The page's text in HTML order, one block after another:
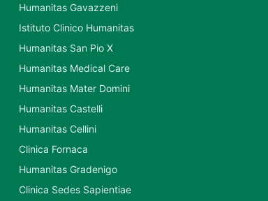
Humanitas Gavazzeni
Istituto Clinico Humanitas
Humanitas San Pio X
Humanitas Medical Care
Humanitas Mater Domini
Humanitas Castelli
Humanitas Cellini
Clinica Fornaca
Humanitas Gradenigo
Clinica Sedes Sapientiae